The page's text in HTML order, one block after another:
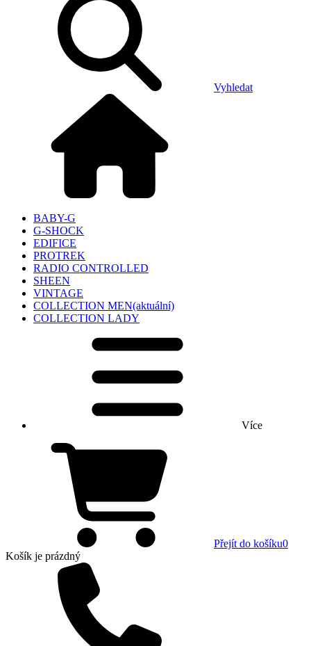
Vyhledat
BABY-G
G-SHOCK
EDIFICE
PROTREK
RADIO CONTROLLED
SHEEN
VINTAGE
COLLECTION MEN(aktuální)
COLLECTION LADY
Více
Přejít do košíku0
Košík je prázdný